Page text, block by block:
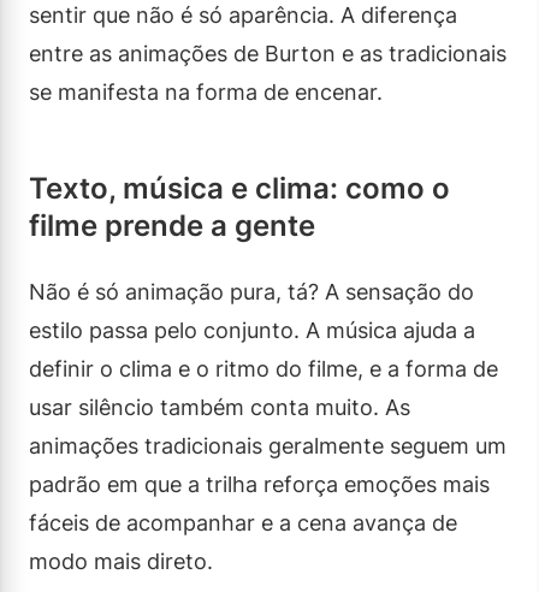
sentir que não é só aparência. A diferença
entre as animações de Burton e as tradicionais
se manifesta na forma de encenar.
Texto, música e clima: como o
filme prende a gente
Não é só animação pura, tá? A sensação do
estilo passa pelo conjunto. A música ajuda a
definir o clima e o ritmo do filme, e a forma de
usar silêncio também conta muito. As
animações tradicionais geralmente seguem um
padrão em que a trilha reforça emoções mais
fáceis de acompanhar e a cena avança de
modo mais direto.